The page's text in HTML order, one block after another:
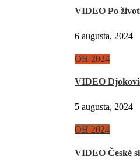
VIDEO Po
6 augusta, 2024
OH 2024
VIDEO
5 augusta, 2024
OH 2024
VIDEO České